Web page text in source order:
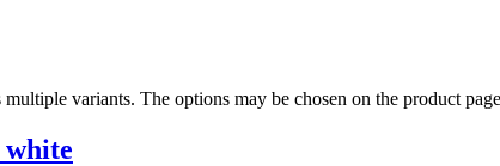
variants. The options may be chosen on the product page